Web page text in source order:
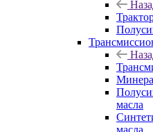
масла
масла